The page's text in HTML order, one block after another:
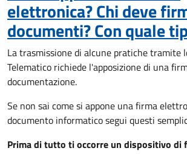
elettronica? Chi deve
documenti? Con quale
La trasmissione di alcune pratiche tramite
Telematico richiede l'apposizione di una
documentazione.
Se non sai come si appone una firma
documento informatico segui questi
Prima di tutto ti occorre un dispositivo di